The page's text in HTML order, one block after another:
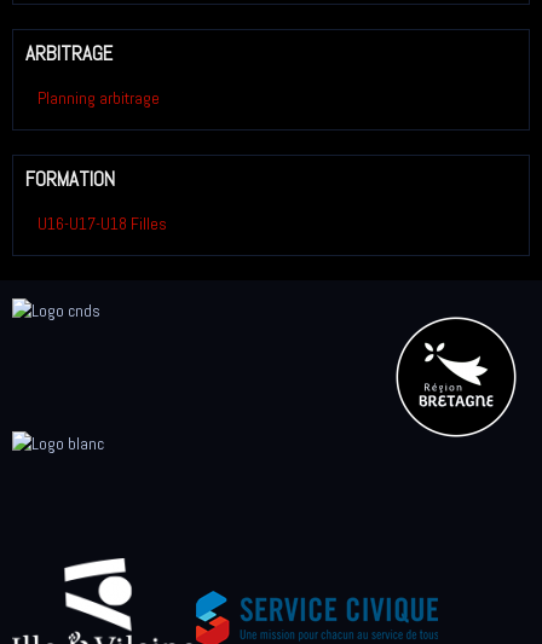
ARBITRAGE
Planning arbitrage
FORMATION
U16-U17-U18 Filles